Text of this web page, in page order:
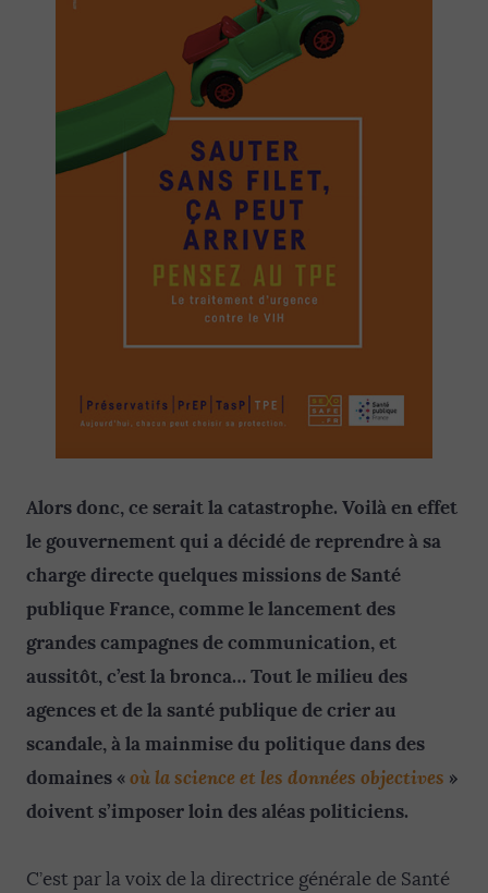
Alors donc, ce serait la catastrophe. Voilà en effet
le gouvernement qui a décidé de reprendre à sa
charge directe quelques missions de Santé
publique France, comme le lancement des
grandes campagnes de communication, et
aussitôt, c’est la bronca… Tout le milieu des
agences et de la santé publique de crier au
scandale, à la mainmise du politique dans des
domaines «où la science et les données objectives »
doivent s’imposer loin des aléas politiciens.
C’est par la voix de la directrice générale de Santé